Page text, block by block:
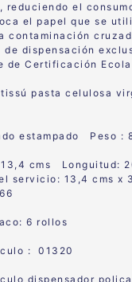
reduciendo el
el papel que se
contaminación
de dispensación
de Certificación
pasta celulosa
estampado Peso :
cms Longuitud:
servicio: 13,4 cms x
6 rollos
: 01320
dispensador